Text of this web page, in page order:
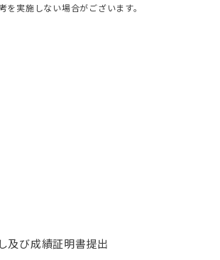
実施しない場合がございます。
及び成績証明書提出